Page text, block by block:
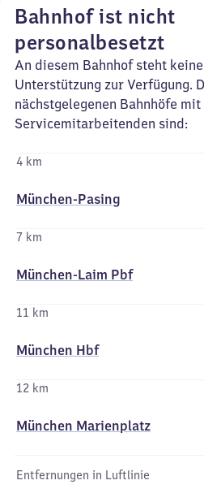
Bahnhof ist nicht
personalbesetzt
An diesem Bahnhof steht keine
Unterstützung zur Verfügung.
nächstgelegenen Bahnhöfe
Servicemitarbeitenden sind:
4 km
München-Pasing
7 km
München-Laim Pbf
11 km
München Hbf
12 km
München Marienplatz
Entfernungen in Luftlinie